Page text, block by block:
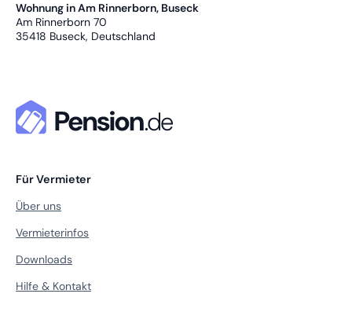
Wohnung in Am Rinnerborn, Buseck
Am Rinnerborn 70
35418 Buseck, Deutschland
Für Vermieter
Über uns
Vermieterinfos
Downloads
Hilfe & Kontakt